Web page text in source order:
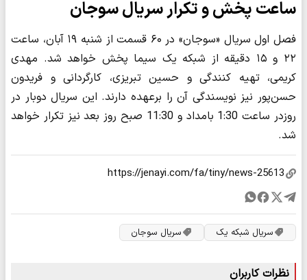
ساعت پخش و تکرار سریال سوجان
فصل اول سریال «سوجان» در ۶۰ قسمت از شنبه ۱۹ آبان، ساعت
۲۲ و ۱۵ دقیقه از شبکه یک سیما پخش خواهد شد. مهدی
کریمی، تهیه کنندگی و حسین تبریزی، کارگردانی و فریدون
حسن‌پور نیز نویسندگی آن را برعهده دارند. این سریال دوبار در
روزدر ساعت 1:30 بامداد و 11:30 صبح روز بعد نیز تکرار خواهد
شد.
سریال شبکه یک سریال سوجان
نظرات کاربران